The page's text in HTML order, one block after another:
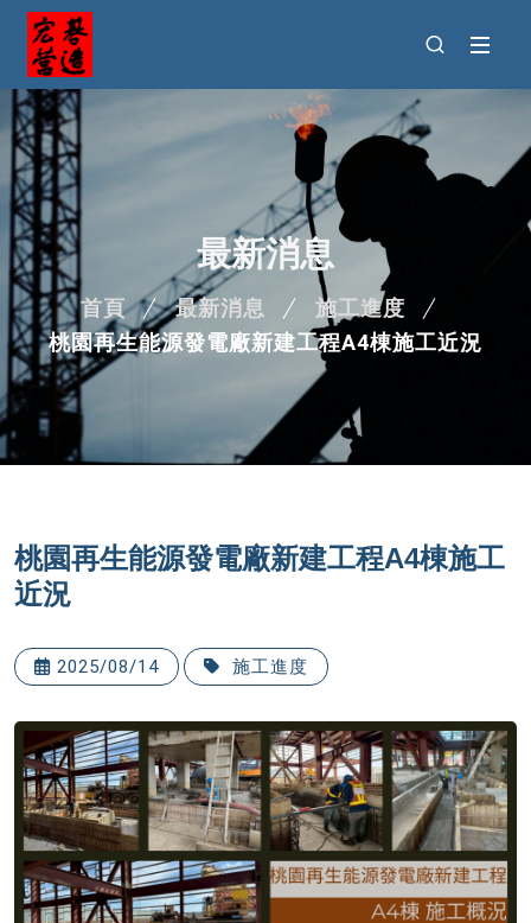
最新消息
首頁 最新消息
施工進度
桃園再生能源發電廠新建工程A4棟施工近況
桃園再生能源發電廠新建工程A4棟施工
近況
2025/08/14 施工進度